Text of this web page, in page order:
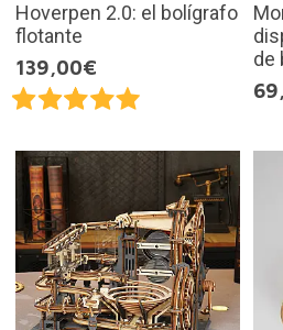
Hoverpen 2.0: el bolígrafo
flotante
139,00€
de